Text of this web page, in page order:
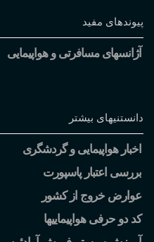
پیوندهای مفید
آژانسهای مسافرتی و هواپیمایی
دانستنیهای بیشتر
اخبار هواپیمایی و گردشگری
بررسی اعتبار پاسپورت
عوارض خروج از کشور
کد دو حرفی هواپیماییها